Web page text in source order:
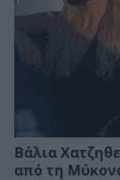
Βάλια
από τη